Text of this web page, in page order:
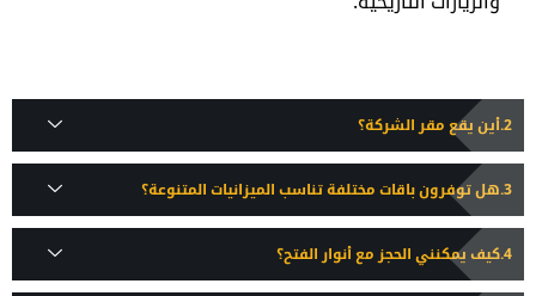
أين يقع مقر الشركة؟
هل توفرون باقات مختلفة تناسب الميزانيات المتنوعة؟
كيف يمكنني الحجز مع أنوار الفتح؟